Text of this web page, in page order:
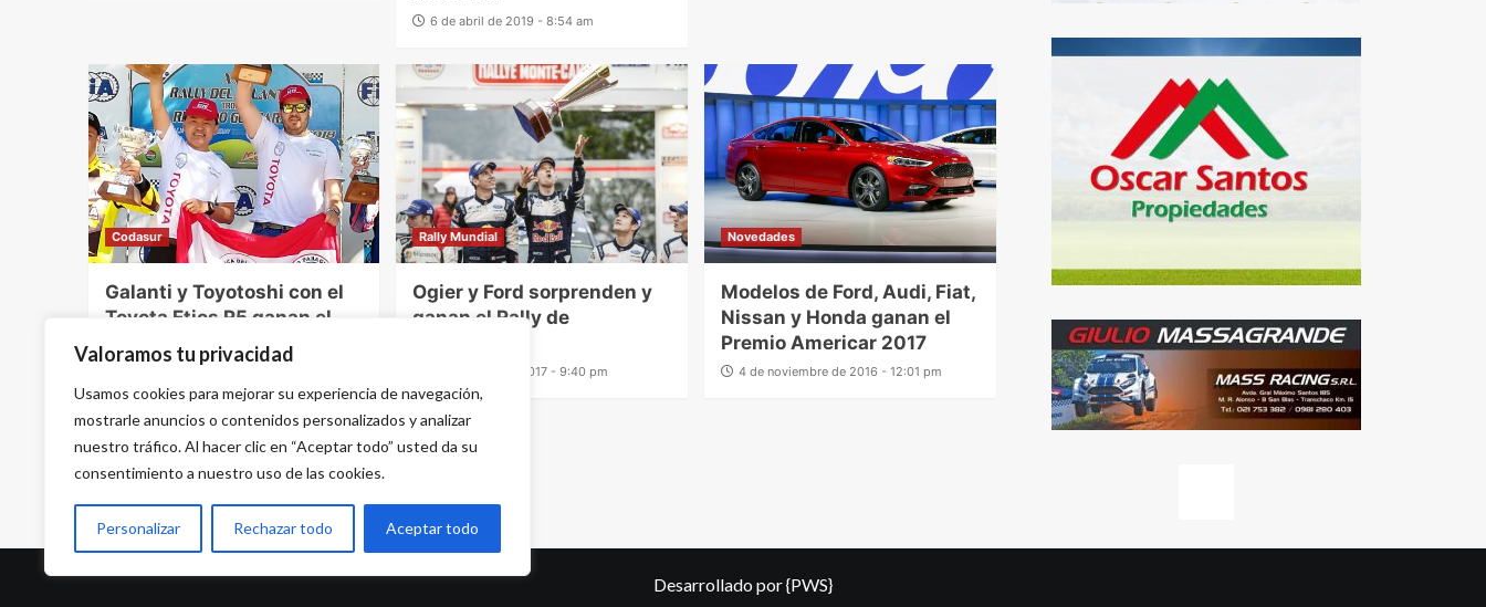
Valoramos tu privacidad
Usamos cookies para mejorar su experiencia de navegación,
mostrarle anuncios o contenidos personalizados y analizar
nuestro tráfico. Al hacer clic en “Aceptar todo” usted da su
consentimiento a nuestro uso de las cookies.
Personalizar Rechazar todo Aceptar todo
6 de abril de 2019 - 8:54 am
Codasur
Galanti y Toyotoshi con el
Toyota Etios R5 ganan el
Rally Sudamericano de
Uruguay
26 de noviembre de 2018 - 8:05 am
Rally Mundial
Ogier y Ford sorprenden y
ganan el Rally de
24 de enero de 2017 - 9:40 pm
Novedades
Modelos de Ford, Audi, Fiat,
Nissan y Honda ganan el
Premio Americar 2017
4 de noviembre de 2016 - 12:01 pm
Desarrollado por{PWS}